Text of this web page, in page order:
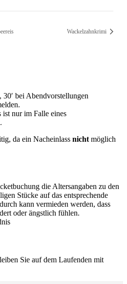
Wackelzahnkrimi
bei Abendvorstellungen
ist nur im Falle eines
da ein Nacheinlass nicht möglich
die Altersangaben zu den
Stücke auf das entsprechende
kann vermieden werden, dass
oder ängstlich fühlen.
Sie auf dem Laufenden mit